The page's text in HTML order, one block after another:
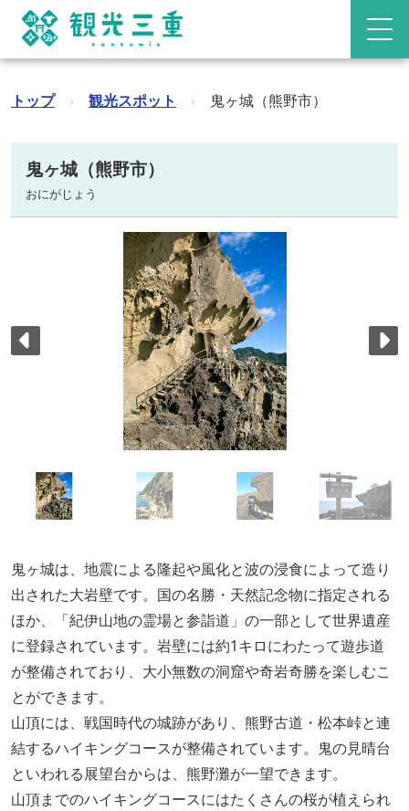
トップ › 観光スポット › 鬼ヶ城（熊野市）
鬼ヶ城（熊野市）
おにがじょう
鬼ヶ城は、地震による隆起や風化と波の浸食によって造り
出された大岩壁です。国の名勝・天然記念物に指定される
ほか、「紀伊山地の霊場と参詣道」の一部として世界遺産
に登録されています。岩壁には約1キロにわたって遊歩道
が整備されており、大小無数の洞窟や奇岩奇勝を楽しむこ
とができます。
山頂には、戦国時代の城跡があり、熊野古道・松本峠と連
結するハイキングコースが整備されています。鬼の見晴台
といわれる展望台からは、熊野灘が一望できます。
山頂までのハイキングコースにはたくさんの桜が植えられ